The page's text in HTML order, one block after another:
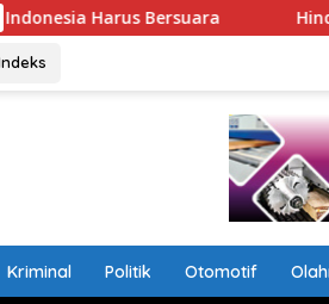
Bersuara Hindari Berita
Kriminal Politik Otomotif